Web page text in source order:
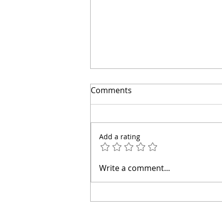
ERROR COSTOSO: Lo Que
Comments
Add a rating
Write a comment...